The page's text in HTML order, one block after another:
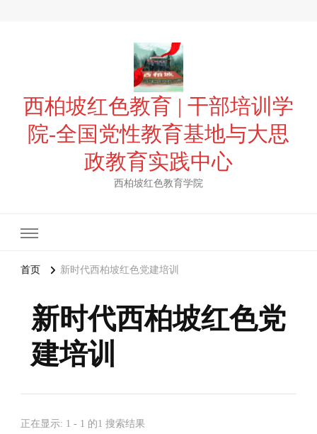
西柏坡红色教育 | 干部培训学
院-全国党性教育基地与大思
政教育实践中心
西柏坡红色教育学院
首页 新时代西柏坡红色党建培训
新时代西柏坡红色党
建培训
正在显示: 1 - 1 的1 搜索结果